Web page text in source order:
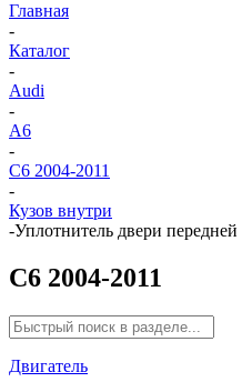
Главная
-
Каталог
-
Audi
-
A6
-
C6 2004-2011
-
Кузов внутри
-Уплотнитель двери передней
C6 2004-2011
Двигатель